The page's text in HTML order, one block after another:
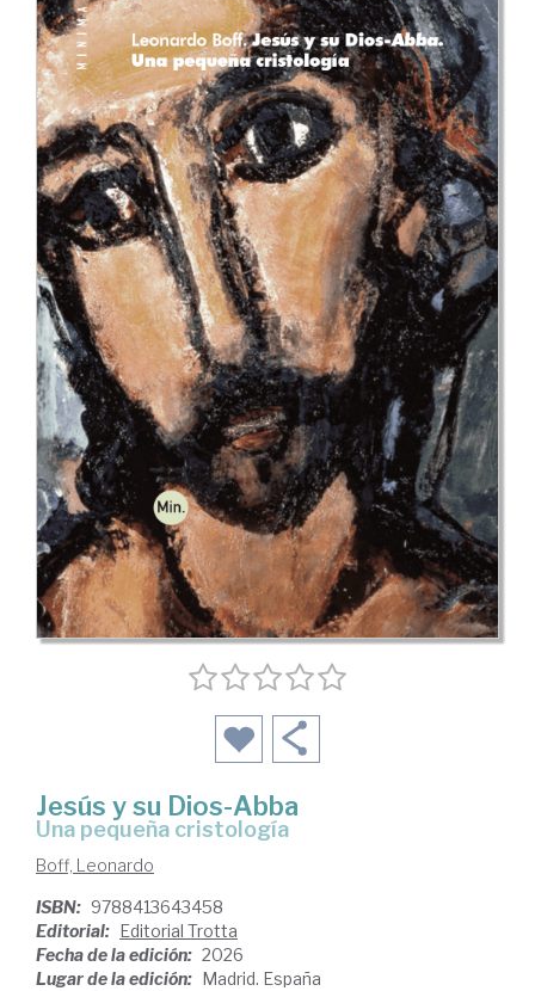
Jesús y su Dios-Abba
Una pequeña cristología
Boff, Leonardo
ISBN: 9788413643458
Editorial:
Editorial Trotta
Fecha de la edición: 2026
Lugar de la edición:
Madrid. España